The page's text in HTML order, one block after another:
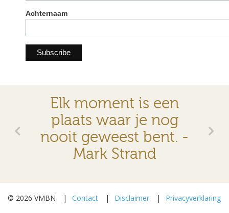
Achternaam
Elk moment is een
plaats waar je nog
nooit geweest bent. -
Mark Strand
© 2026 VMBN Contact Disclaimer Privacyverklaring